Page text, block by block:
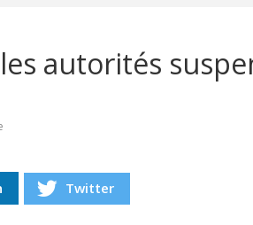
autorités
Twitter